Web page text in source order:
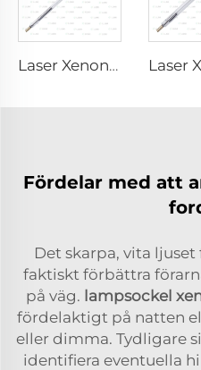
Laser Xenonlampa L3180-8×100×210mm
Fördelar med att
Det skarpa, vita
faktiskt förbättra
på väg. lampsockel
fördelaktigt på natten
eller dimma. Tydligare
identifiera eventuella